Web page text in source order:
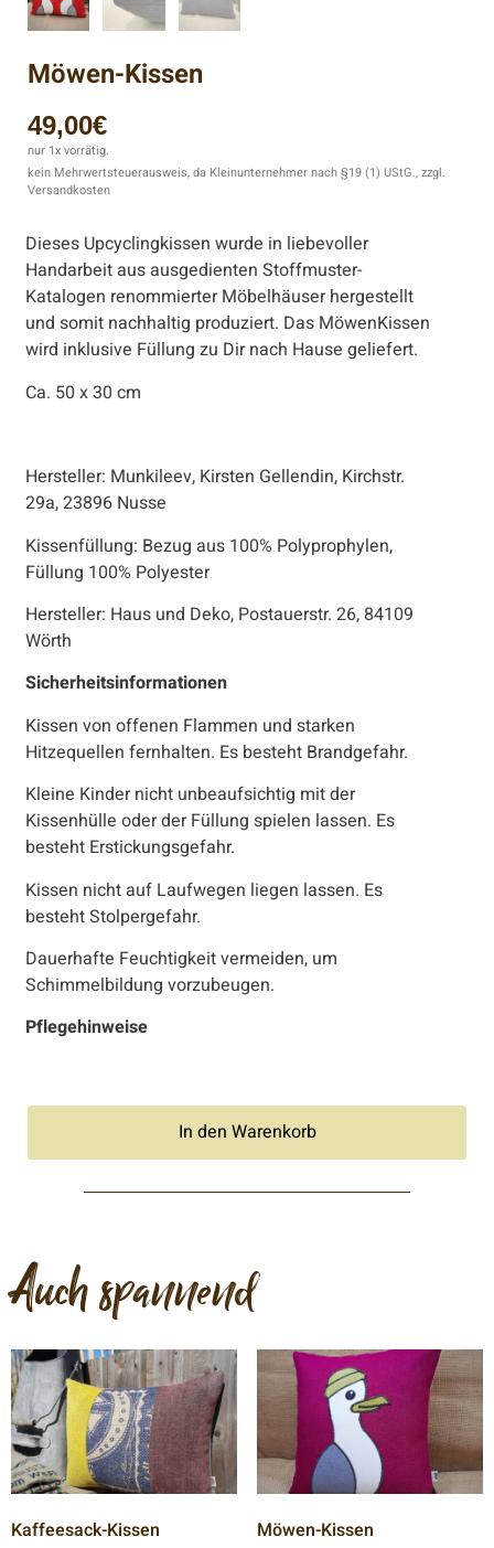
Möwen-Kissen
49,00€
nur 1x vorrätig.
kein Mehrwertsteuerausweis, da Kleinunternehmer nach §19 (1) UStG., zzgl.
Versandkosten
Beschreibung
Dieses Upcyclingkissen wurde in liebevoller
Handarbeit aus ausgedienten Stoffmuster-
Katalogen renommierter Möbelhäuser hergestellt
und somit nachhaltig produziert. Das MöwenKissen
wird inklusive Füllung zu Dir nach Hause geliefert.
Ca. 50 x 30 cm
Hersteller: Munkileev, Kirsten Gellendin, Kirchstr.
29a, 23896 Nusse
Kissenfüllung: Bezug aus 100% Polyprophylen,
Füllung 100% Polyester
Hersteller: Haus und Deko, Postauerstr. 26, 84109
Wörth
Sicherheitsinformationen
Kissen von offenen Flammen und starken
Hitzequellen fernhalten. Es besteht Brandgefahr.
Kleine Kinder nicht unbeaufsichtig mit der
Kissenhülle oder der Füllung spielen lassen. Es
besteht Erstickungsgefahr.
Kissen nicht auf Laufwegen liegen lassen. Es
besteht Stolpergefahr.
Dauerhafte Feuchtigkeit vermeiden, um
Schimmelbildung vorzubeugen.
Pflegehinweise
In den Warenkorb
Auch spannend
Kaffeesack-Kissen Möwen-Kissen